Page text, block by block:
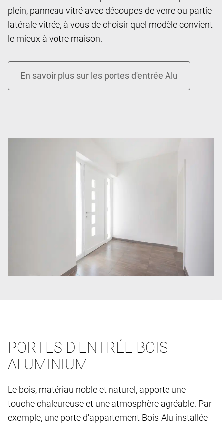
plein, panneau vitré avec découpes de verre ou partie
latérale vitrée, à vous de choisir quel modèle convient
le mieux à votre maison.
PORTES D'ENTRÉE BOIS-
ALUMINIUM
Le bois, matériau noble et naturel, apporte une
touche chaleureuse et une atmosphère agréable. Par
exemple, une porte d'appartement Bois-Alu installée